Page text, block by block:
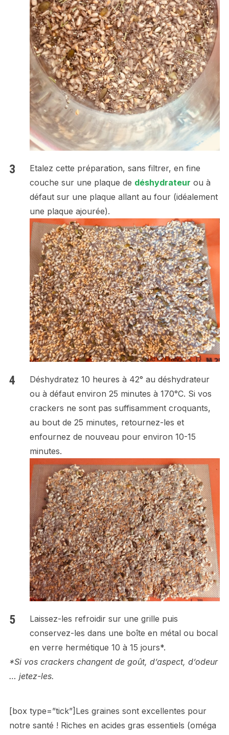
Etalez cette préparation, sans filtrer, en fine
couche sur une plaque de déshydrateur ou à
défaut sur une plaque allant au four (idéalement
une plaque ajourée).
Déshydratez 10 heures à 42° au déshydrateur
ou à défaut environ 25 minutes à 170°C. Si vos
crackers ne sont pas suffisamment croquants,
au bout de 25 minutes, retournez-les et
enfournez de nouveau pour environ 10-15
minutes.
Laissez-les refroidir sur une grille puis
conservez-les dans une boîte en métal ou bocal
en verre hermétique 10 à 15 jours*.
*Si vos crackers changent de goût, d’aspect, d’odeur
… jetez-les.
[box type=”tick”]Les graines sont excellentes pour
notre santé ! Riches en acides gras essentiels (oméga